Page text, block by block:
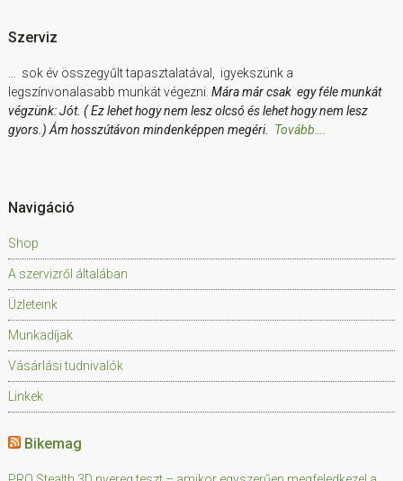
Szerviz
… sok év összegyűlt tapasztalatával, igyekszünk a
legszínvonalasabb munkát végezni. Mára már csak egy féle munkát
végzünk: Jót. ( Ez lehet hogy nem lesz olcsó és lehet hogy nem lesz
gyors.) Ám hosszútávon mindenképpen megéri. Tovább….
Navigáció
Shop
A szervizről általában
Üzleteink
Munkadíjak
Vásárlási tudnivalók
Linkek
Bikemag